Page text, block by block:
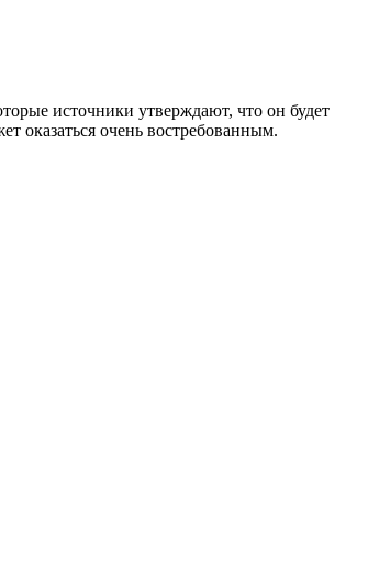
источники утверждают, что он будет
оказаться очень востребованным.